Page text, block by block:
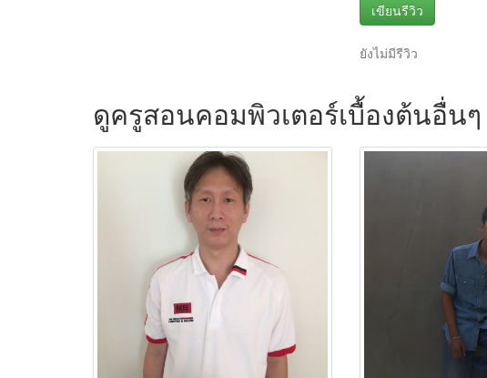
เขียนรีวิว
ยังไม่มีรีวิว
ดูครูสอนคอมพิวเตอร์เบื้องต้นอื่นๆ